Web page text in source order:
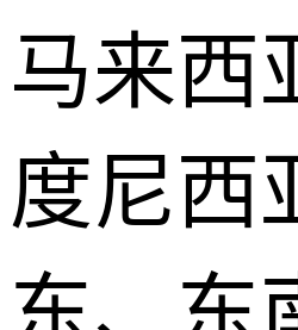
马来西
度尼西